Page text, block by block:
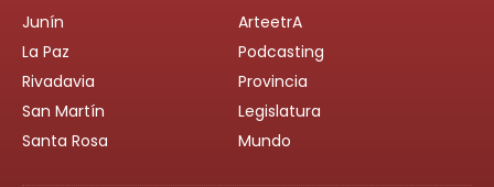
Junín
La Paz
Rivadavia
San Martín
Santa Rosa
ArteetrA
Podcasting
Provincia
Legislatura
Mundo